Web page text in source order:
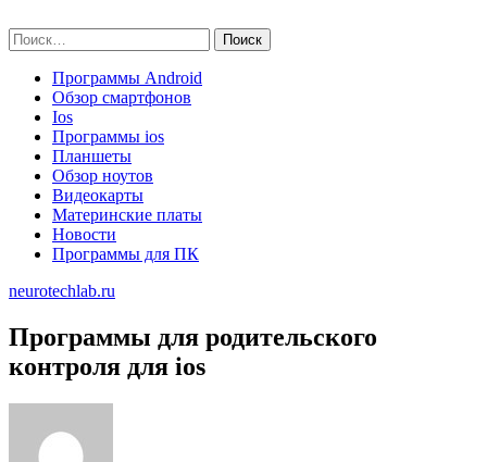
to
content
Найти:
Программы Android
Обзор смартфонов
Ios
Программы ios
Планшеты
Обзор ноутов
Видеокарты
Материнские платы
Новости
Программы для ПК
neurotechlab.ru
Программы для родительского
контроля для ios